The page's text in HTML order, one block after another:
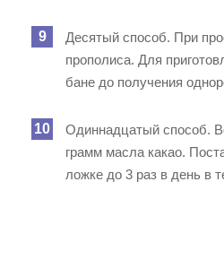
Десятый способ. При
прополиса. Для
бане до получения
Одиннадцатый способ.
грамм масла какао.
ложке до 3 раз в день в